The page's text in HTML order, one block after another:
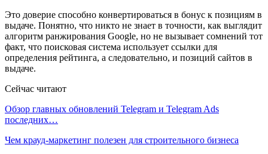
Это доверие способно конвертироваться в бонус к позициям в
выдаче. Понятно, что никто не знает в точности, как выглядит
алгоритм ранжирования Google, но не вызывает сомнений тот
факт, что поисковая система использует ссылки для
определения рейтинга, а следовательно, и позиций сайтов в
выдаче.
Сейчас читают
Обзор главных обновлений Telegram и Telegram Ads
последних…
Чем крауд-маркетинг полезен для строительного бизнеса